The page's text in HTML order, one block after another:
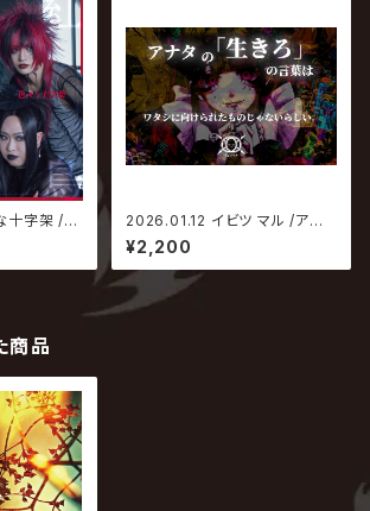
十字架 /
ミル〜猩々
〜猩々紅
2026.01.12 イビツ マル /アナタ
の「生きろ」の言葉は、私に向け
られたものじゃないらしい。
¥2,200
商品